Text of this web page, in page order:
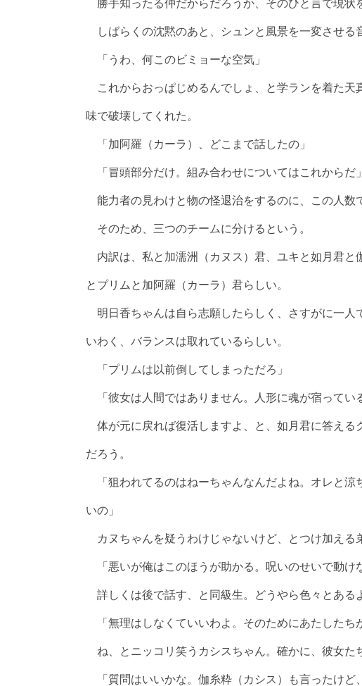
勝手知ったる仲だからだろうか、そのひと言で現状
しばらくの沈黙のあと、シュンと風景を一変させる
「うわ、何このビミョーな空気」
これからおっぱじめるんでしょ、と学ランを着た天
味で破壊してくれた。
「加阿羅（カーラ）、どこまで話したの」
「冒頭部分だけ。組み合わせについてはこれからだ」
能力者の見わけと物の怪退治をするのに、この人数
そのため、三つのチームに分けるという。
内訳は、私と加濡洲（カヌス）君、ユキと如月君と
とプリムと加阿羅（カーラ）君らしい。
明日香ちゃんは自ら志願したらしく、さすがに一人
いわく、バランスは取れているらしい。
「プリムは以前倒してしまっただろ」
「彼女は人間ではありません。人形に魂が宿ってい
体が元に戻れば復活しますよ、と、如月君に答える
だろう。
「狙われてるのはねーちゃんなんだよね。オレと涼
いの」
カヌちゃんを疑うわけじゃないけど、とつけ加える
「悪いが俺はこのほうが助かる。呪いのせいで動け
詳しくは後で話す、と同級生。どうやら色々とある
「無理はしなくていいわよ。そのためにあたしたち
ね、とニッコリ笑うカシスちゃん。確かに、彼女た
「質問はいいかな。伽糸粋（カシス）も言ったけど